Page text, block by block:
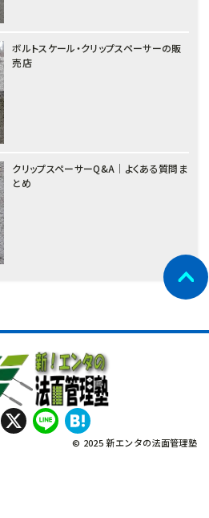
ボルトスケール・クリップスペーサーの販
売店
クリップスペーサーQ&A｜よくある質問ま
とめ
Facebook
X Line
© 2025 新エンタの法面管理塾